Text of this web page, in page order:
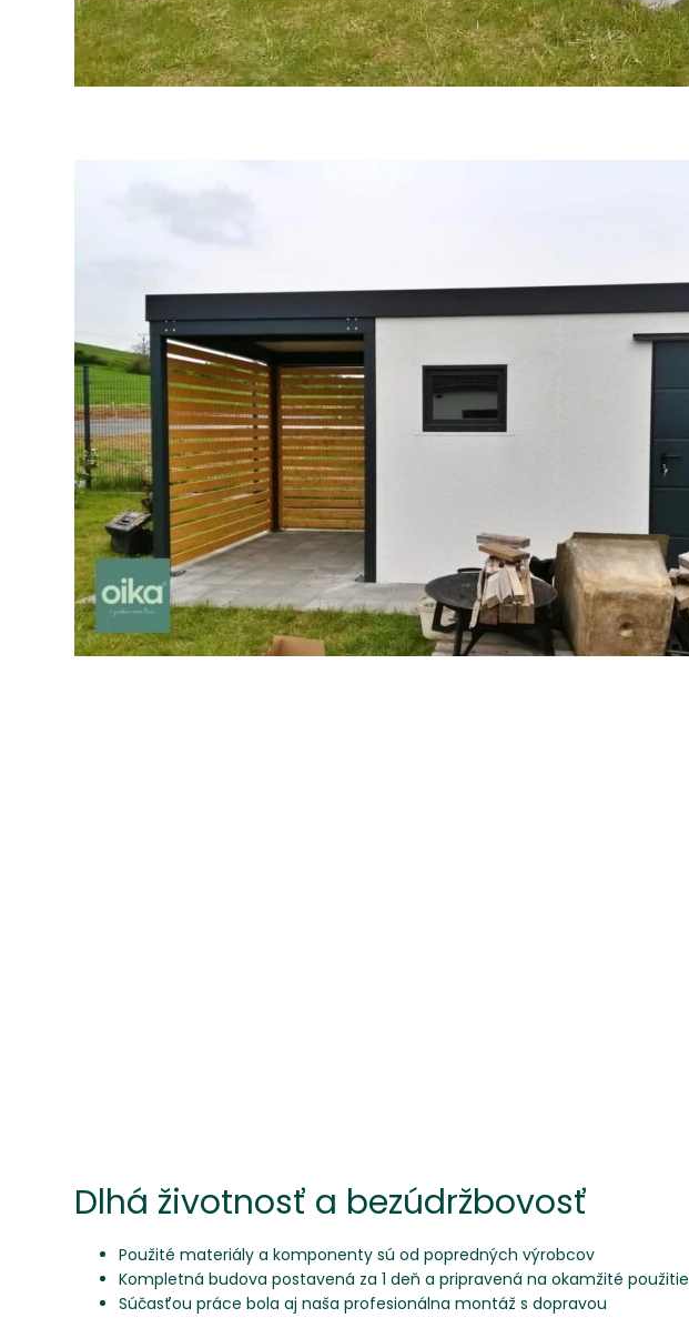
Dlhá životnosť a bezúdržbovosť
Použité materiály a komponenty sú od popredných výrobcov
Kompletná budova postavená za 1 deň a pripravená na okamžité použitie
Súčasťou práce bola aj naša profesionálna montáž s dopravou